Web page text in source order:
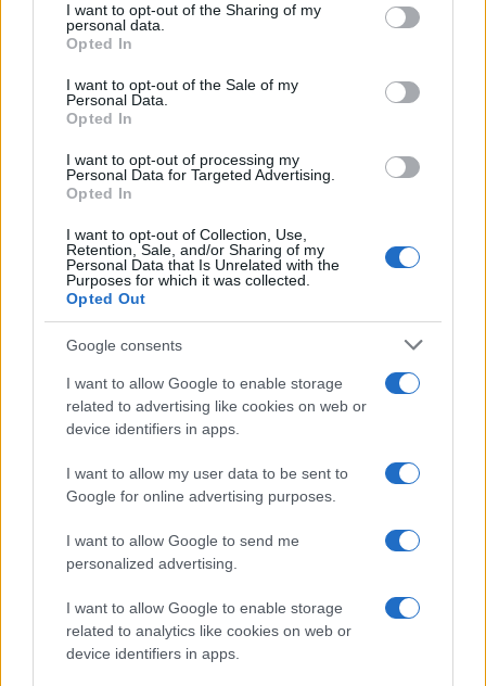
not limited to your visit or usage behaviour. You may click to
grant or deny consent to Google and its third-party tags to
use your data for below specified purposes in below Google
consent section.
I want to opt-out of the Sharing of my
personal data.
Opted In
I want to opt-out of the Sale of my
Personal Data.
Opted In
I want to opt-out of processing my
Personal Data for Targeted Advertising.
Opted In
I want to opt-out of Collection, Use,
Retention, Sale, and/or Sharing of my
Personal Data that Is Unrelated with the
Purposes for which it was collected.
Opted Out
Google consents
I want to allow Google to enable storage
related to advertising like cookies on web or
device identifiers in apps.
I want to allow my user data to be sent to
Google for online advertising purposes.
I want to allow Google to send me
personalized advertising.
I want to allow Google to enable storage
related to analytics like cookies on web or
device identifiers in apps.
LEGFRISSEBB
Országos hírek
Helyi hírek
Amire többmillióan vártunk: szombattól
másodfokúra csökken a riasztás
Kecskeméten is szakirányú
továbbképzésekkel erősít a Gál Ferenc
Egyetem
HÍRDETÉS